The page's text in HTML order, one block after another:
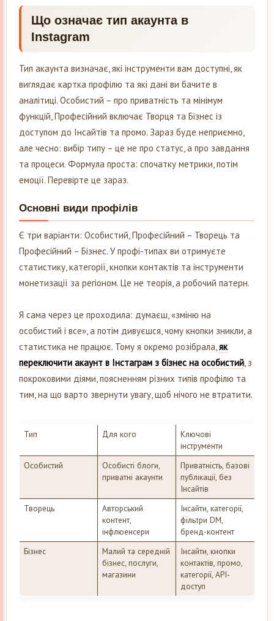
Що означає тип акаунта в
Instagram
Тип акаунта визначає, які інструменти вам доступні, як
виглядає картка профілю та які дані ви бачите в
аналітиці. Особистий – про приватність та мінімум
функцій, Професійний включає Творця та Бізнес із
доступом до Інсайтів та промо. Зараз буде неприємно,
але чесно: вибір типу – це не про статус, а про завдання
та процеси. Формула проста: спочатку метрики, потім
емоції. Перевірте це зараз.
Основні види профілів
Є три варіанти: Особистий, Професійний – Творець та
Професійний – Бізнес. У профі-типах ви отримуєте
статистику, категорії, кнопки контактів та інструменти
монетизації за регіоном. Це не теорія, а робочий патерн.
Я сама через це проходила: думаєш, «зміню на
особистий і все», а потім дивуєшся, чому кнопки зникли, а
статистика не працює. Тому я окремо розібрала,як
переключити акаунт в Інстаграм з бізнес на особистий, з
покроковими діями, поясненням різних типів профілю та
тим, на що варто звернути увагу, щоб нічого не втратити.
Тип Для кого
Ключові
інструменти
Особистий
Особисті блоги,
приватні акаунти
Приватність, базові
публікації, без
Інсайтів
Творець
Авторський
контент,
інфлюенсери
Інсайти, категорії,
фільтри DM,
бренд-контент
Бізнес
Малий та середній
бізнес, послуги,
магазини
Інсайти, кнопки
контактів, промо,
категорії, API-
доступ